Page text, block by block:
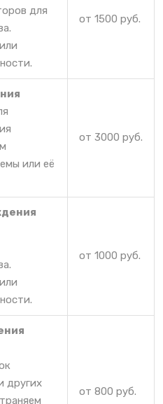
для
от 1500 руб.
или её
от 3000 руб.
от 1000 руб.
других
от 800 руб.